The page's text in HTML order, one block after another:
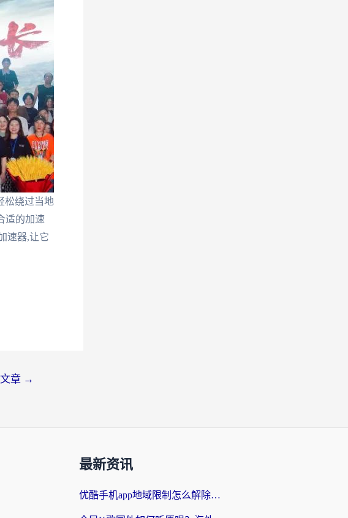
松绕过当地
适的加速
速器,让它
章 →
最新资讯
优酷手机app地域限制怎么解除？海外党亲测有效的追剧方案